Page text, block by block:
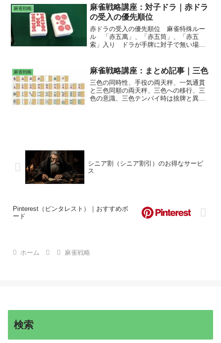
（鳴いている場合が多い）。一通の役を
決める必要があるため、カンチャン待ち
が残ることが多く、筋が安全にならな
い。
麻雀戦略
麻雀戦略講座：対子ドラ｜赤ドラ
の受入の優先順位
赤ドラの受入の優先順位 麻雀特殊ルー
ル 「赤五萬」、「赤五筒」、「赤五
索」入り ドラが手牌に対子で無い場
対子で有る場合、赤ドラの面子を意識す
る。参考図書：川村晃裕
麻雀戦略 麻雀戦略講座：まとめ記事｜三色
三色の同時性、手役の両天秤、一気通貫
と三色同順の両天秤、三色への移行、三
色の意識、三色テンパイ時は捨牌と異な
シニア割（シニア割引）のお得なサービ
ス
Pinterest（ピンタレスト）｜おすすめボ
ード
ホーム 麻雀戦略
検索